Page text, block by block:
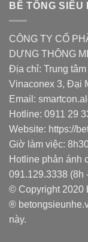
BÊ TÔNG SIÊU
CÔNG TY CỔ
DỰNG THÔNG
Địa chỉ: Trung
Vinaconex 3, Đại
Email:
Hotline: 0911 29
Website: https://
Giờ làm việc:
Hotline phản ánh
091.129.3338 (8h
© Copyright 2020
®
này.